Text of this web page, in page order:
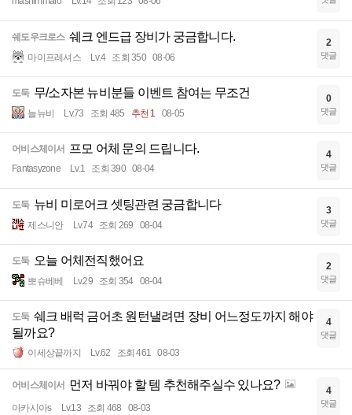
쉐도우크로스 쉐크 엔드급 장비가 궁금합니다.
마이프레셔스 Lv.4 조회 350 08-06
2
댓글
도둑 무/소자본 뉴비분들 이벤트 참여는 무조건
늘뉴비 Lv.73 조회 485 추천 1 08-05
0
댓글
어비스체이서 프모 어체 문의 드립니다.
Fantasyzone Lv.1 조회 390 08-04
4
댓글
도둑 뉴비 미로어크 셋팅관련 궁금합니다
제스니안 Lv.74 조회 269 08-04
3
댓글
도둑 오늘 어체전직했어요
뽀슈베베 Lv.29 조회 354 08-04
2
댓글
도둑 쉐크 배럭 금어초 원턴낼려면 장비 어느정도까지 해야
될까요?
이세상끝까지 Lv.62 조회 461 08-03
4
댓글
어비스체이서 먼저 바꿔야 할 템 추천해주실수 있나요?
아카시아s Lv.13 조회 468 08-03
4
댓글